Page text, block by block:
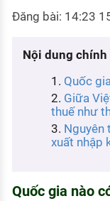
Nhà tuyển dụng
Hồ sơ biểu mẫu
Tử vi nghề nghiệp
Kỹ năng nghề
HƯỚNG NGHIỆP
Đăng bài: 14:23
Nội dung chính
Quốc
Giữa
thuế như
Nguyên
xuất nhập
Quốc gia nào